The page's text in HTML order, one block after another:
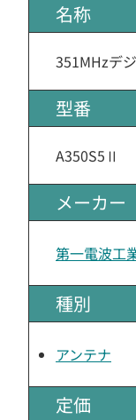
名称
351MHzデ
型番
A350S5Ⅱ
メーカー
第一電波工
種別
アンテナ
定価